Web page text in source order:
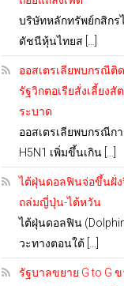
บริษัทหลักทรัพย์กสิกร
ดัชนีหุ้นไทยส […]
ออสเตรเลียพบกรณีติด
รัฐวิกตอเรียสั่งเลี้ยงสั
ระบาด
ออสเตรเลียพบกรณีก
H5N1 เพิ่มขึ้นเกิน […]
ไต้ฝุ่นดอลฟินจ่อขึ้นฝั่ง
ถล่มญี่ปุ่น-ไต้หวัน
ไต้ฝุ่นดอลฟิน
วะทางตอนใต้ […]
รัฐบาลขยาย G to G